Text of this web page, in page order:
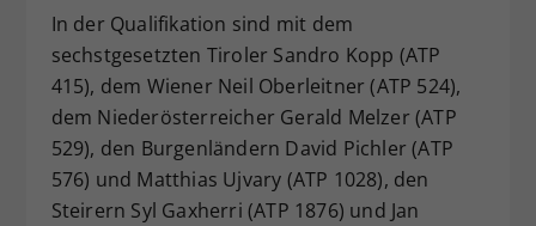
In der Qualifikation sind mit dem
sechstgesetzten Tiroler Sandro Kopp (ATP
415), dem Wiener Neil Oberleitner (ATP 524),
dem Niederösterreicher Gerald Melzer (ATP
529), den Burgenländern David Pichler (ATP
576) und Matthias Ujvary (ATP 1028), den
Steirern Syl Gaxherri (ATP 1876) und Jan